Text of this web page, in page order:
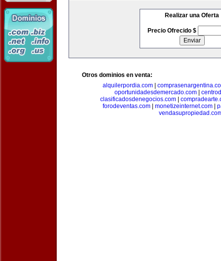
Realizar una Oferta
Precio Ofrecido $
Otros dominios en venta:
alquilerpordia.com
oportunidadesdemercado.com
clasificadosdenegocios.com|
forodeventas.com| monetizeinternet.com|